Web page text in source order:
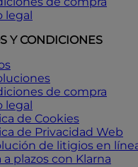
legal
Y CONDICIONES
de compra
legal
de Cookies
de Privacidad Web
de litigios en
a plazos con Klarna